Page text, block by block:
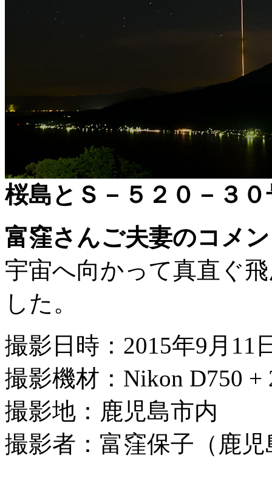
桜島とＳ－５２０－３
富窪さんご夫妻のコメ
宇宙へ向かって真直ぐ
した。
撮影日時：2015年9月11
撮影機材：Nikon D750
撮影地：鹿児島市内
撮影者：富窪保子（鹿児